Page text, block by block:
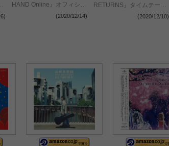
HAND Online』オフィシャ
ルレポート、『Winter Gift
(2020/12/14)
RETURNS』タイムテーブ
ルを発表 大トリは山崎ま
(2020/12/10)